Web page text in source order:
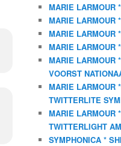
MARIE LARMOUR
MARIE LARMOUR
MARIE LARMOUR
MARIE LARMOUR
MARIE LARMOUR
VOORST
MARIE LARMOUR
TWITTERLITE
MARIE LARMOUR
TWITTERLIGHT
SYMPHONICA *